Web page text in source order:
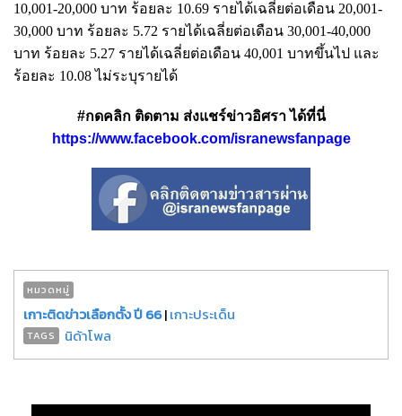
10,001-20,000 บาท ร้อยละ 10.69 รายได้เฉลี่ยต่อเดือน 20,001-
30,000 บาท ร้อยละ 5.72 รายได้เฉลี่ยต่อเดือน 30,001-40,000
บาท ร้อยละ 5.27 รายได้เฉลี่ยต่อเดือน 40,001 บาทขึ้นไป และ
ร้อยละ 10.08 ไม่ระบุรายได้
#กดคลิก ติดตาม ส่งแชร์ข่าวอิศรา ได้ที่นี่
https://www.facebook.com/isranewsfanpage
หมวดหมู่
เกาะติดข่าวเลือกตั้ง ปี 66|เกาะประเด็น
TAGS นิด้าโพล